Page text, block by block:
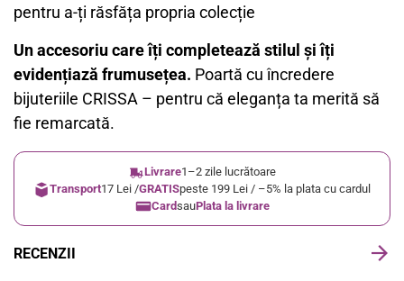
pentru a-ți răsfăța propria colecție
Un accesoriu care îți completează stilul și îți
evidențiază frumusețea. Poartă cu încredere
bijuteriile CRISSA – pentru că eleganța ta merită să
fie remarcată.
Livrare1–2 zile lucrătoare
Transport17 Lei /GRATISpeste 199 Lei / –5% la plata cu cardul
CardsauPlata la livrare
RECENZII